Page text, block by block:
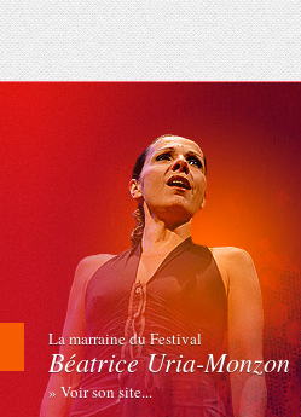
La marraine du Festival
Béatrice Uria-Monzon
» Voir son site...